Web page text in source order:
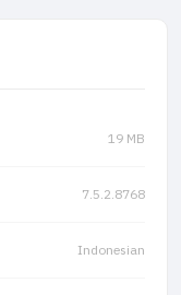
19 MB
7.5.2.8768
Indonesian